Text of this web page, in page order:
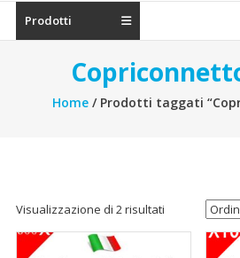
Prodotti
Home / Prodotti taggati
Visualizzazione di 2 risultati